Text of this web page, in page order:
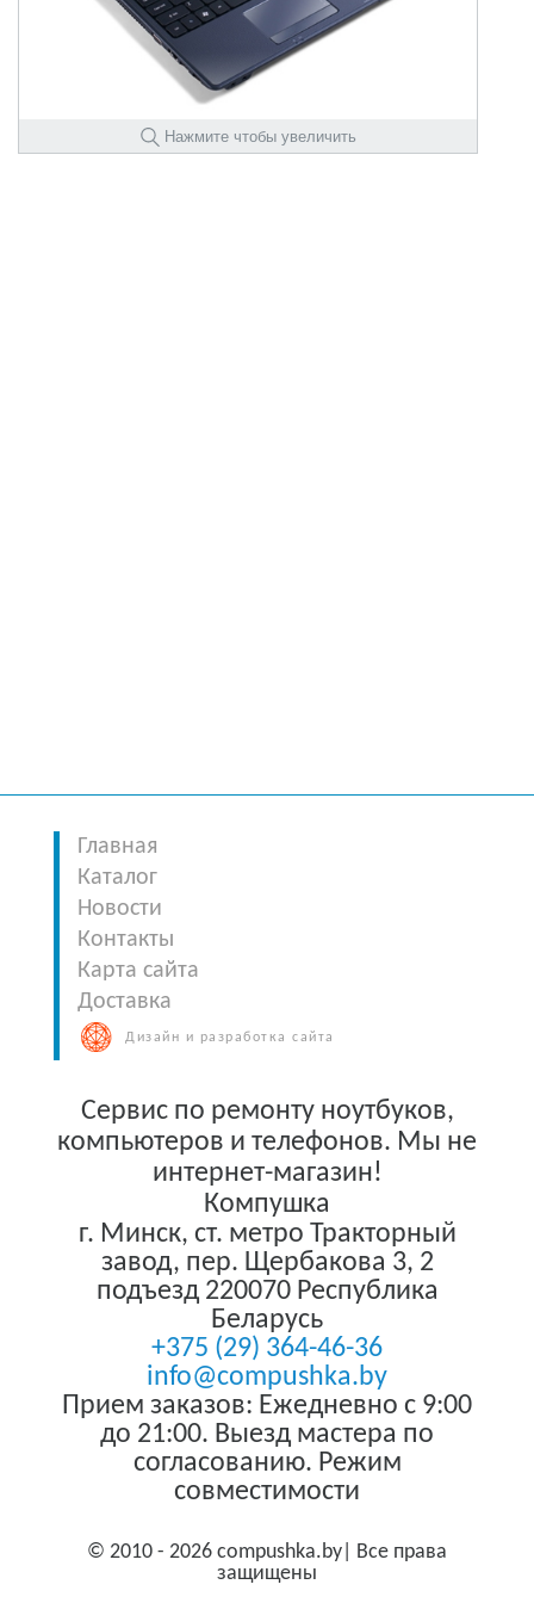
Нажмите чтобы увеличить
Главная
Каталог
Новости
Контакты
Карта сайта
Доставка
Дизайн и разработка сайта
Сервис по ремонту ноутбуков,
компьютеров и телефонов. Мы не
интернет-магазин!
Компушка
г. Минск, ст. метро Тракторный
завод, пер. Щербакова 3, 2
подъезд 220070 Республика
Беларусь
+375 (29) 364-46-36
info@compushka.by
Прием заказов: Ежедневно с 9:00
до 21:00. Выезд мастера по
согласованию. Режим
совместимости
© 2010 - 2026 compushka.by| Все права
защищены